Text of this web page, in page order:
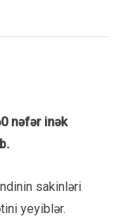
nəfər inək
sakinləri
yeyiblər.